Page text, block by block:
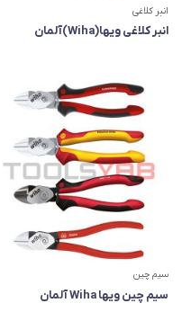
انبر کلاغی
انبر کلاغی ویها(Wiha)آلمان
سیم چین
سیم چین ویها Wiha آلمان